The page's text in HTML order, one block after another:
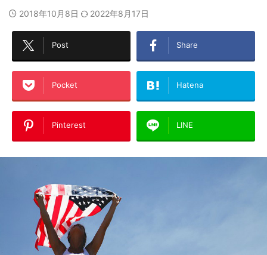
2018年10月8日 2022年8月17日
Post Share
Pocket Hatena
Pinterest LINE